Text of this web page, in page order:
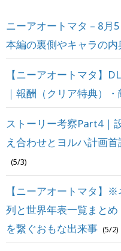
ニーアオートマタ – 8月
本編の裏側やキャラの
【ニーアオートマタ】
｜報酬（クリア特典）
ストーリー考察Part4｜
え合わせとヨルハ計画
(5/3)
【ニーアオートマタ】
列と世界年表一覧まと
を繋ぐおもな出来事 (5/2)